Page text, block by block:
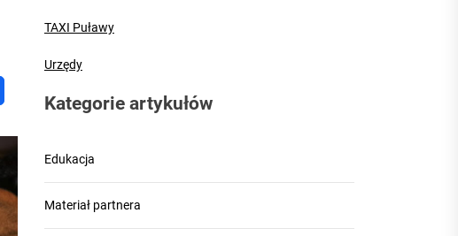
TAXI Puławy
Urzędy
Kategorie artykułów
Edukacja
Materiał partnera